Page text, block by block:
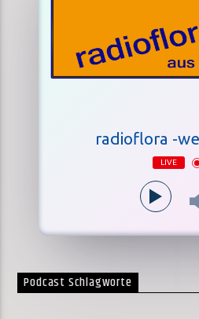
radioflora -
LIVE
Podcast Schlagworte